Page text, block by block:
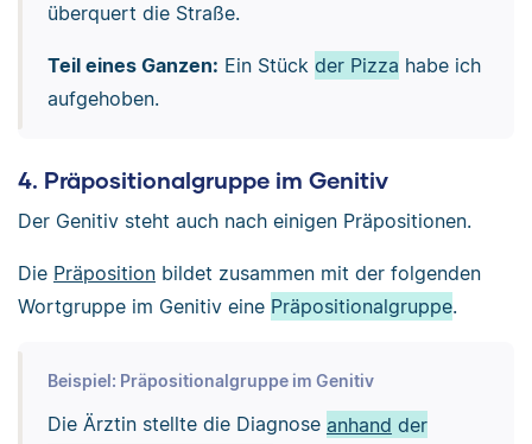
überquert die Straße.
Teil eines Ganzen: Ein Stück der Pizza habe ich
aufgehoben.
4. Präpositionalgruppe im Genitiv
Der Genitiv steht auch nach einigen Präpositionen.
Die Präposition bildet zusammen mit der folgenden
Wortgruppe im Genitiv eine Präpositionalgruppe.
Beispiel: Präpositionalgruppe im Genitiv
Die Ärztin stellte die Diagnose anhand der